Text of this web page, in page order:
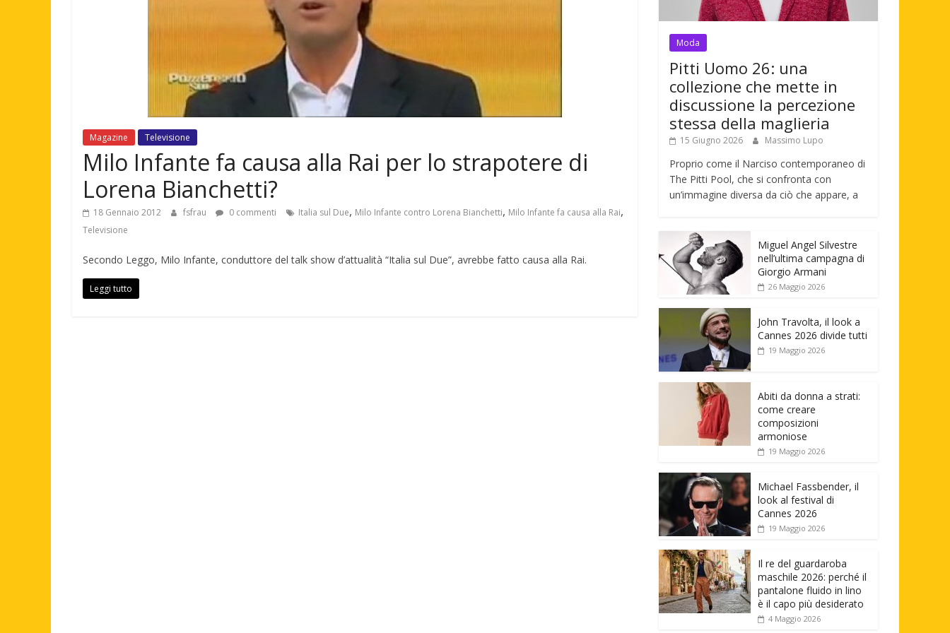
Magazine Televisione
Milo Infante fa causa alla Rai per lo strapotere di
Lorena Bianchetti?
18 Gennaio 2012 fsfrau 0 commenti Italia sul Due, Milo Infante contro Lorena Bianchetti, Milo Infante fa causa alla Rai,
Televisione
Secondo Leggo, Milo Infante, conduttore del talk show d’attualità “Italia sul Due”, avrebbe fatto causa alla Rai.
Leggi tutto
Moda
Pitti Uomo 26: una
collezione che mette in
discussione la percezione
stessa della maglieria
15 Giugno 2026 Massimo Lupo
Proprio come il Narciso contemporaneo di
The Pitti Pool, che si confronta con
un’immagine diversa da ciò che appare, a
Miguel Angel Silvestre
nell’ultima campagna di
Giorgio Armani
26 Maggio 2026
John Travolta, il look a
Cannes 2026 divide tutti
19 Maggio 2026
Abiti da donna a strati:
come creare
composizioni
armoniose
19 Maggio 2026
Michael Fassbender, il
look al festival di
Cannes 2026
19 Maggio 2026
Il re del guardaroba
maschile 2026: perché il
pantalone fluido in lino
è il capo più desiderato
4 Maggio 2026